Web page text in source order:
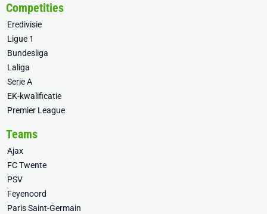
Competities
Eredivisie
Ligue 1
Bundesliga
Laliga
Serie A
EK-kwalificatie
Premier League
Teams
Ajax
FC Twente
PSV
Feyenoord
Paris Saint-Germain